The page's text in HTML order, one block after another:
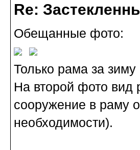
Re:
Обещанные фото:
Только рама за
На второй фото вид
сооружение в раму
необходимости).